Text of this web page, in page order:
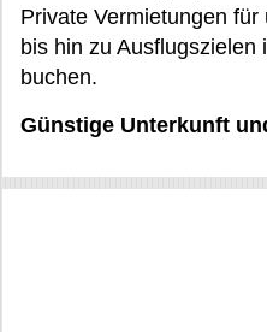
Private Vermietungen
bis hin zu
buchen.
Günstige Unterkunft